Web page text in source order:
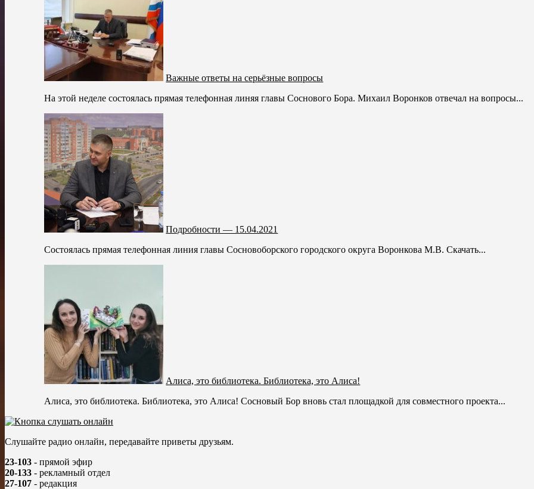
Важные ответы на серьёзные вопросы
На этой неделе состоялась прямая телефонная линяя главы Соснового Бора. Михаил Воронков отвечал на вопросы...
Подробности — 15.04.2021
Состоялась прямая телефонная линия главы Сосновоборского городского округа Воронкова М.В. Скачать...
Алиса, это библиотека. Библиотека, это Алиса!
Алиса, это библиотека. Библиотека, это Алиса! Сосновый Бор вновь стал площадкой для совместного проекта...
Слушайте радио онлайн, передавайте приветы друзьям.
23-103 - прямой эфир
20-133 - рекламный отдел
27-107 - редакция